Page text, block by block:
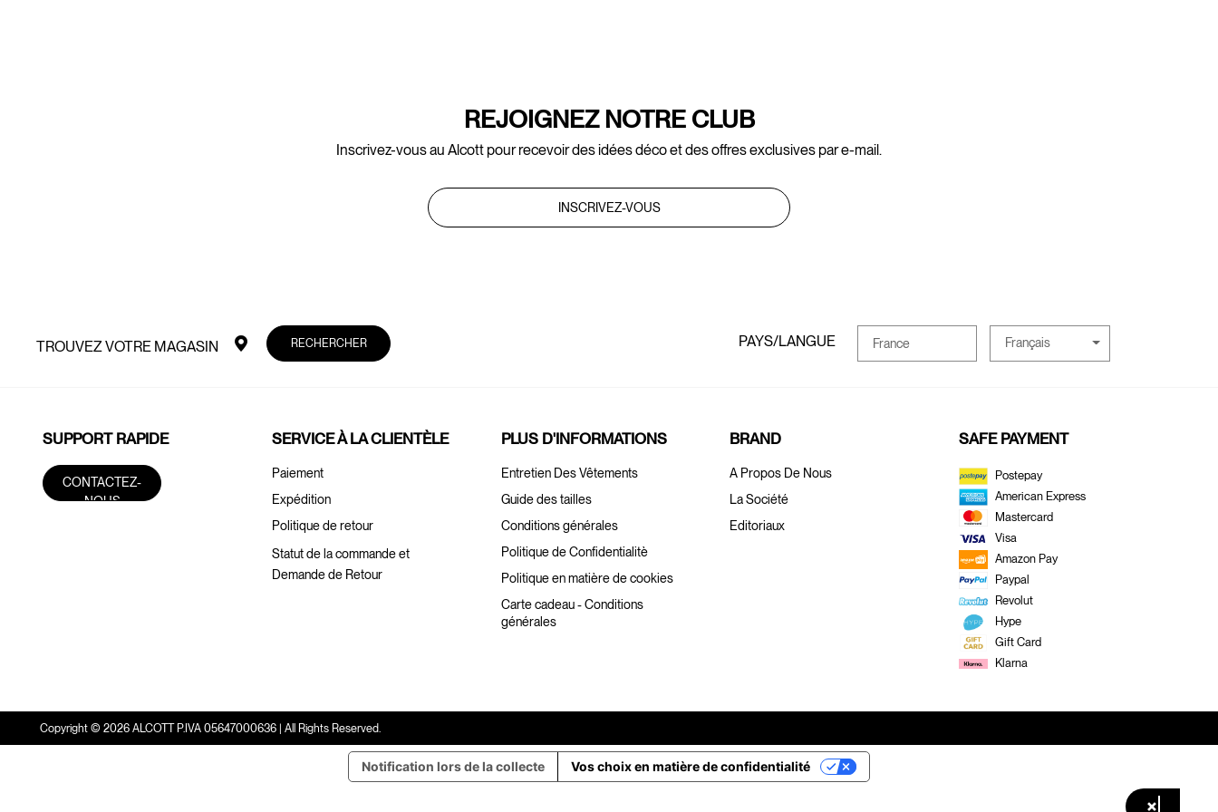
REJOIGNEZ NOTRE CLUB
Inscrivez-vous au Alcott pour recevoir des idées déco et des offres exclusives par e-mail.
INSCRIVEZ-VOUS
TROUVEZ VOTRE MAGASIN RECHERCHER PAYS/LANGUE France Français
SUPPORT RAPIDE
CONTACTEZ-
NOUS
SERVICE À LA CLIENTÈLE
Paiement
Expédition
Politique de retour
Statut de la commande et
Demande de Retour
PLUS D'INFORMATIONS
Entretien Des Vêtements
Guide des tailles
Conditions générales
Politique de Confidentialitè
Politique en matière de cookies
Carte cadeau - Conditions
générales
BRAND
A Propos De Nous
La Société
Editoriaux
SAFE PAYMENT
Postepay
American Express
Mastercard
Visa
Amazon Pay
Paypal
Revolut
Hype
Gift Card
Klarna
Copyright © 2026 ALCOTT P.IVA 05647000636 | All Rights Reserved.
×
Notification lors de la collecte Vos choix en matière de confidentialité